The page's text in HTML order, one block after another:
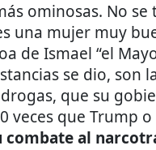
ominosas. No
una mujer muy
de Ismael “el
se dio, son
que su
veces que Trump
combate al